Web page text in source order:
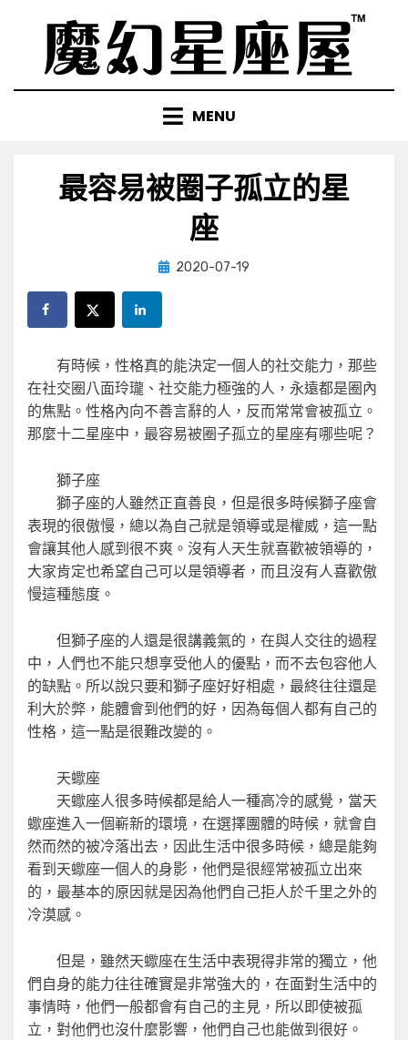
content
MENU
最容易被圈子孤立的星
座
by小編
Posted
2020-07-19
有時候，性格真的能決定一個人的社交能力，那些
在社交圈八面玲瓏、社交能力極強的人，永遠都是圈內
的焦點。性格內向不善言辭的人，反而常常會被孤立。
那麼十二星座中，最容易被圈子孤立的星座有哪些呢？
獅子座
獅子座的人雖然正直善良，但是很多時候獅子座會
表現的很傲慢，總以為自己就是領導或是權威，這一點
會讓其他人感到很不爽。沒有人天生就喜歡被領導的，
大家肯定也希望自己可以是領導者，而且沒有人喜歡傲
慢這種態度。
但獅子座的人還是很講義氣的，在與人交往的過程
中，人們也不能只想享受他人的優點，而不去包容他人
的缺點。所以說只要和獅子座好好相處，最終往往還是
利大於弊，能體會到他們的好，因為每個人都有自己的
性格，這一點是很難改變的。
天蠍座
天蠍座人很多時候都是給人一種高冷的感覺，當天
蠍座進入一個嶄新的環境，在選擇團體的時候，就會自
然而然的被冷落出去，因此生活中很多時候，總是能夠
看到天蠍座一個人的身影，他們是很經常被孤立出來
的，最基本的原因就是因為他們自己拒人於千里之外的
冷漠感。
但是，雖然天蠍座在生活中表現得非常的獨立，他
們自身的能力往往確實是非常強大的，在面對生活中的
事情時，他們一般都會有自己的主見，所以即使被孤
立，對他們也沒什麼影響，他們自己也能做到很好。